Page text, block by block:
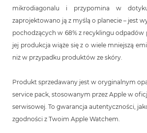
mikrodiagonalu i przypomina w
zaprojektowano ją z myślą o planecie – jest
pochodzących w 68% z recyklingu odpadów
jej produkcja wiąże się z o wiele mniejszą
niż w przypadku produktów ze skóry.
Produkt sprzedawany jest w oryginalnym
service pack, stosowanym przez Apple w
serwisowej. To gwarancja autentyczności,
zgodności z Twoim Apple Watchem.